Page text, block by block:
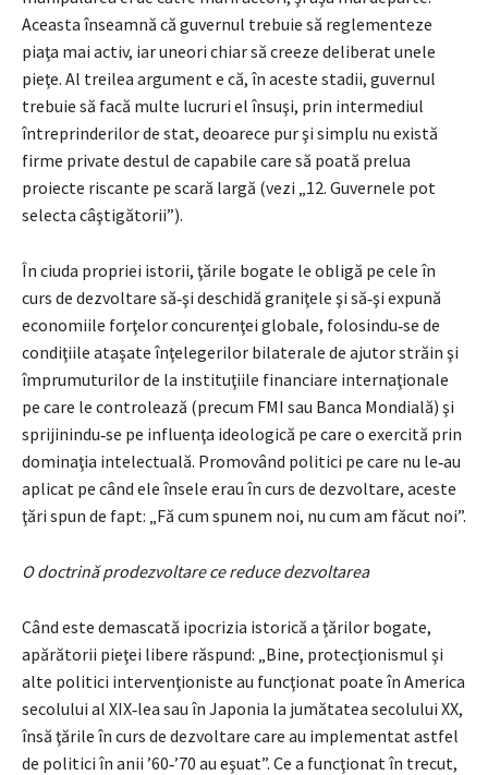
Aceasta înseamnă că guvernul trebuie să reglementeze
piaţa mai activ, iar uneori chiar să creeze deliberat unele
pieţe. Al treilea argument e că, în aceste stadii, guvernul
trebuie să facă multe lucruri el însuşi, prin inter­mediul
întreprinderilor de stat, deoarece pur şi simplu nu există
firme private destul de capabile care să poată prelua
proiecte riscante pe scară largă (vezi „12. Guvernele pot
selecta câştigătorii”).
În ciuda propriei istorii, ţările bogate le obligă pe cele în
curs de dez­voltare să‑şi deschidă graniţele şi să‑şi expună
economiile forţelor concurenţei globale, folosindu‑se de
condiţiile ataşate înţelegerilor bilaterale de ajutor străin şi
împrumuturilor de la instituţiile financiare internaţionale
pe care le controlează (precum FMI sau Banca Mondială) şi
sprijinindu‑se pe influenţa ideologică pe care o exercită prin
dominaţia intelectuală. Promo­vând politici pe care nu le‑au
aplicat pe când ele însele erau în curs de dezvol­tare, aceste
ţări spun de fapt: „Fă cum spunem noi, nu cum am făcut noi”.
O doctrină prodezvoltare ce reduce dezvoltarea
Când este demascată ipocrizia istorică a ţărilor bogate,
apărătorii pieţei libere răspund: „Bine, protecţionismul şi
alte politici intervenţioniste au funcţionat poate în America
secolului al XIX‑lea sau în Japonia la jumătatea secolului XX,
însă ţările în curs de dezvoltare care au implementat astfel
de politici în anii ’60‑’70 au eşuat”. Ce a funcţionat în trecut,